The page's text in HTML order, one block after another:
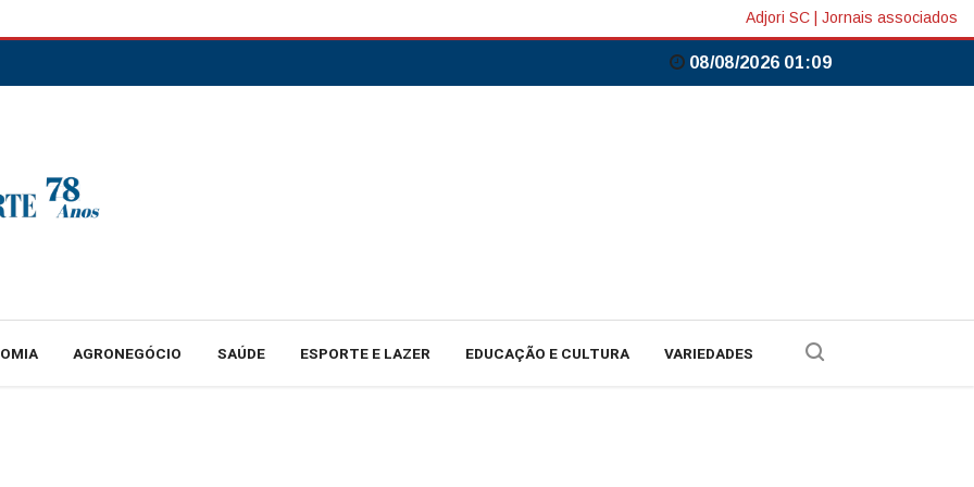
Adjori SC Jornais associados
08/08/2026 01:09
AGRONEGÓCIO SAÚDE ESPORTE E LAZER EDUCAÇÃO E CULTURA VARIEDADES